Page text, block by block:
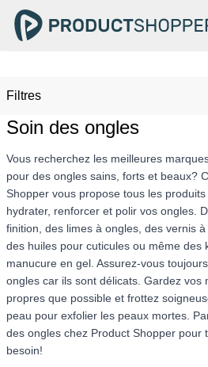
Filtres
Soin des ongles
Vous recherchez les meilleures
pour des ongles sains, forts et beaux?
Shopper vous propose tous les
hydrater, renforcer et polir vos ongles.
finition, des limes à ongles, des vernis
des huiles pour cuticules ou même des
manucure en gel. Assurez-vous
ongles car ils sont délicats. Gardez vos
propres que possible et frottez
peau pour exfolier les peaux mortes.
des ongles chez Product Shopper pour
besoin!